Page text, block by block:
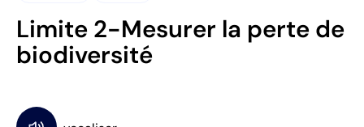
Limite 2-Mesurer la perte de
biodiversité